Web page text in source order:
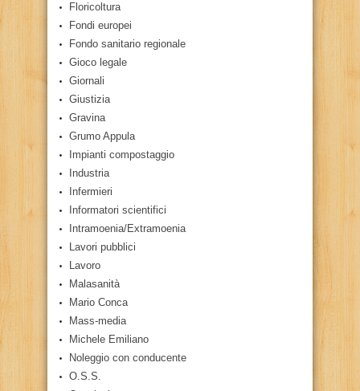
Floricoltura
Fondi europei
Fondo sanitario regionale
Gioco legale
Giornali
Giustizia
Gravina
Grumo Appula
Impianti compostaggio
Industria
Infermieri
Informatori scientifici
Intramoenia/Extramoenia
Lavori pubblici
Lavoro
Malasanità
Mario Conca
Mass-media
Michele Emiliano
Noleggio con conducente
O.S.S.